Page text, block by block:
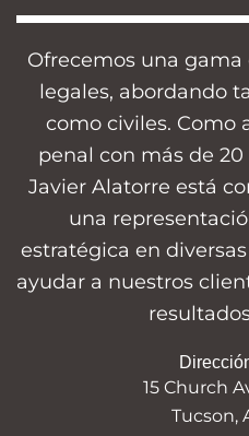
Ofrecemos una
legales, abordando
como civiles. Como
penal con más de
Javier Alatorre está
una
estratégica en
ayudar a nuestros
15 Church
Tucson,